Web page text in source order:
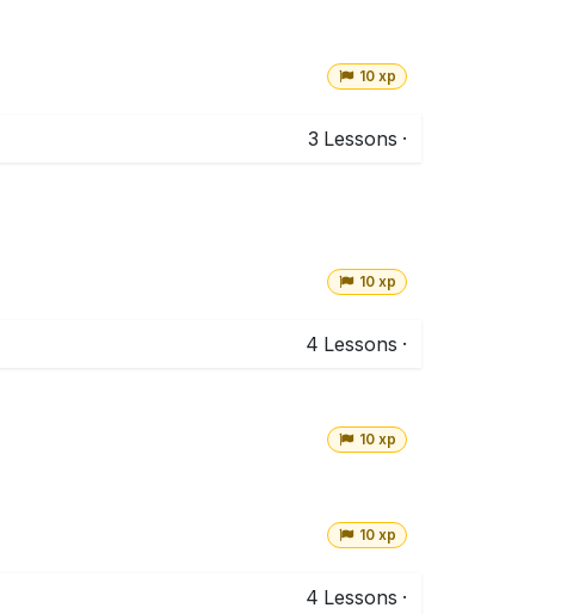
10 xp
3 Lessons ·
10 xp
4 Lessons ·
10 xp
10 xp
4 Lessons ·